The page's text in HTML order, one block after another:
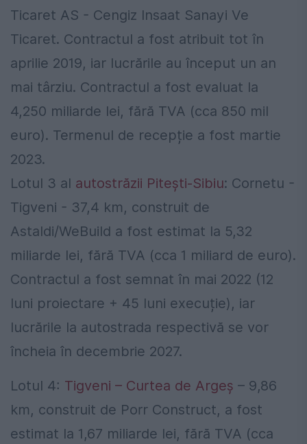
Ticaret AS - Cengiz Insaat Sanayi Ve
Ticaret. Contractul a fost atribuit tot în
aprilie 2019, iar lucrările au început un an
mai târziu. Contractul a fost evaluat la
4,250 miliarde lei, fără TVA (cca 850 mil
euro). Termenul de recepție a fost martie
2023.
Lotul 3 al autostrăzii Pitești-Sibiu: Cornetu -
Tigveni - 37,4 km, construit de
Astaldi/WeBuild a fost estimat la 5,32
miliarde lei, fără TVA (cca 1 miliard de euro).
Contractul a fost semnat în mai 2022 (12
luni proiectare + 45 luni execuție), iar
lucrările la autostrada respectivă se vor
încheia în decembrie 2027.
Lotul 4: Tigveni – Curtea de Argeș – 9,86
km, construit de Porr Construct, a fost
estimat la 1,67 miliarde lei, fără TVA (cca